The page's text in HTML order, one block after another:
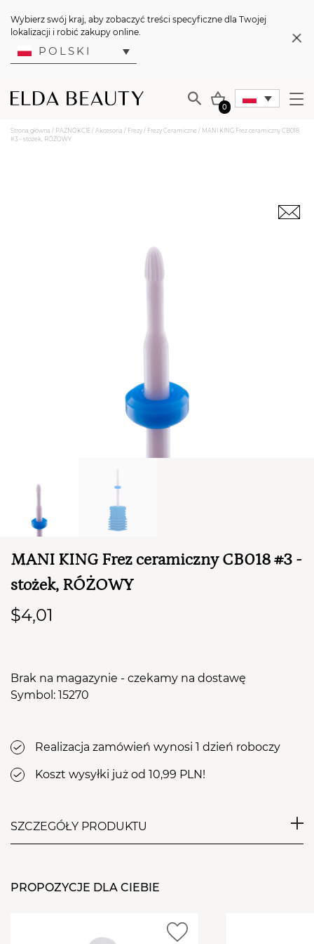
Wybierz swój kraj, aby zobaczyć treści specyficzne dla Twojej
lokalizacji i robić zakupy online.
POLSKI
0
Suma koszyka (
PRZEJDŹ DO KOSZYKA
Strona główna / PAZNOKCIE / Akcesoria / Frezy / Frezy Ceramiczne / MANI KING Frez ceramiczny CB018
#3 – stożek, RÓŻOWY
MANI KING Frez ceramiczny CB018 #3 -
stożek, RÓŻOWY
$4,01
Brak na magazynie - czekamy na dostawę
Symbol: 15270
Realizacja zamówień wynosi 1 dzień roboczy
Koszt wysyłki już od 10,99 PLN!
SZCZEGÓŁY PRODUKTU
frezowania żelu przy wałach okołopaznokciowych, a
PROPOZYCJE DLA CIEBIE